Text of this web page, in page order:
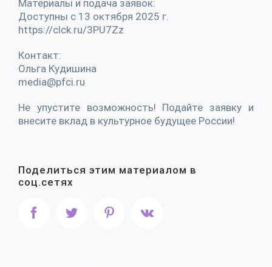
Материалы и подача заявок:
Доступны с 13 октября 2025 г.
https://clck.ru/3PU7Zz
Контакт:
Ольга Кудишина
media@pfci.ru
Не упустите возможность! Подайте заявку и
внесите вклад в культурное будущее России!
Поделиться этим материалом в
соц.сетях
FacebookTwitter PinterestVk